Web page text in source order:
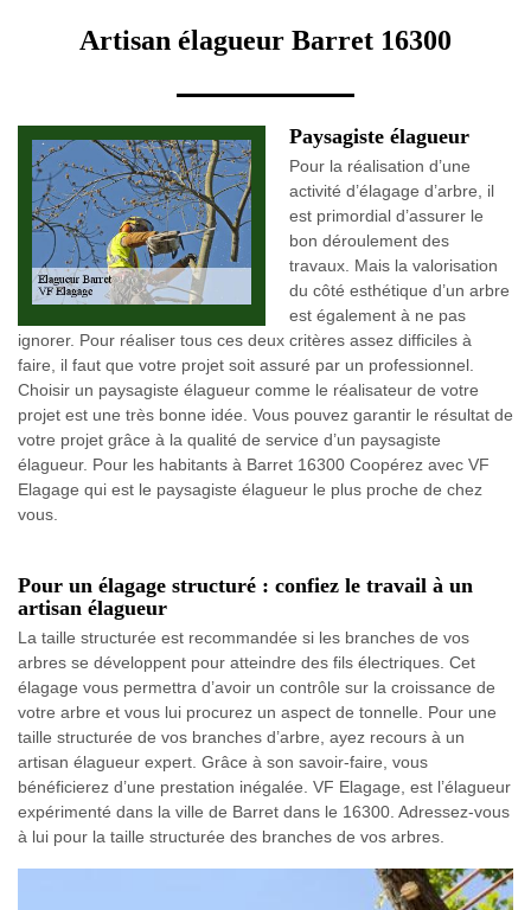
Artisan élagueur Barret 16300
Paysagiste élagueur
Pour la réalisation d’une
activité d’élagage d’arbre, il
est primordial d’assurer le
bon déroulement des
travaux. Mais la valorisation
du côté esthétique d’un arbre
est également à ne pas
ignorer. Pour réaliser tous ces deux critères assez difficiles à
faire, il faut que votre projet soit assuré par un professionnel.
Choisir un paysagiste élagueur comme le réalisateur de votre
projet est une très bonne idée. Vous pouvez garantir le résultat de
votre projet grâce à la qualité de service d’un paysagiste
élagueur. Pour les habitants à Barret 16300 Coopérez avec VF
Elagage qui est le paysagiste élagueur le plus proche de chez
vous.
Pour un élagage structuré : confiez le travail à un
artisan élagueur
La taille structurée est recommandée si les branches de vos
arbres se développent pour atteindre des fils électriques. Cet
élagage vous permettra d’avoir un contrôle sur la croissance de
votre arbre et vous lui procurez un aspect de tonnelle. Pour une
taille structurée de vos branches d’arbre, ayez recours à un
artisan élagueur expert. Grâce à son savoir-faire, vous
bénéficierez d’une prestation inégalée. VF Elagage, est l’élagueur
expérimenté dans la ville de Barret dans le 16300. Adressez-vous
à lui pour la taille structurée des branches de vos arbres.